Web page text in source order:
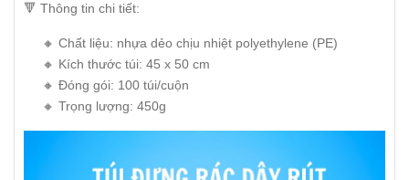
🔻 Thông tin chi tiết:
🔸 Chất liệu: nhựa dẻo chịu nhiệt polyethylene (PE)
🔸 Kích thước túi: 45 x 50 cm
🔸 Đóng gói: 100 túi/cuộn
🔸 Trọng lượng: 450g